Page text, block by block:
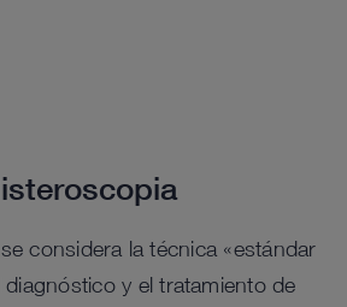
considera la técnica «estándar
y el tratamiento de